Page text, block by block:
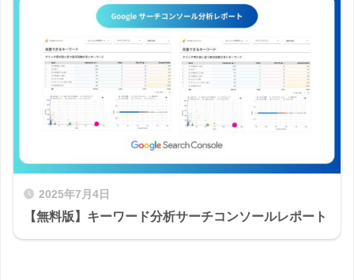
2025年7月4日
【無料版】キーワード分析サーチコンソールレポート